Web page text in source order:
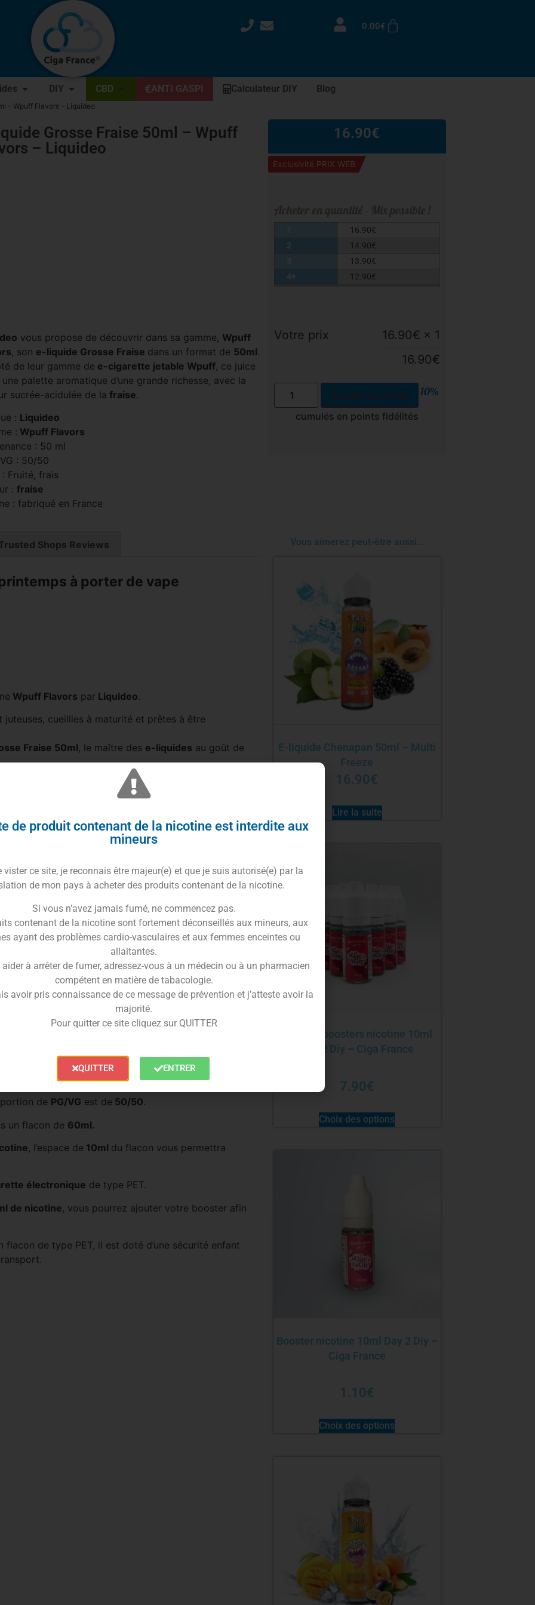
0.00€
DIY CBD ANTI GASPI Calculateur DIY Blog
– Wpuff Flavors – Liquideo
Grosse Fraise 50ml – Wpuff
– Liquideo
vous propose de découvrir dans sa gamme, Wpuff
, son e-liquide Grosse Fraise dans un format de 50ml.
de leur gamme de e-cigarette jetable Wpuff, ce juice
palette aromatique d’une grande richesse, avec la
sucrée-acidulée de la fraise.
: Liquideo
: Wpuff Flavors
: 50 ml
: 50/50
: Fruité, frais
: fraise
: fabriqué en France
16.90€
Exclusivité PRIX WEB
16.90€
2
14.90€
13.90€
4+
12.90€
Votre prix 16.90€ × 1
16.90€
Ajouter au panier 10%
cumulés en points fidélités
Shops Reviews
à porter de vape
Wpuff Flavors par Liquideo.
cueillies à maturité et prêtes à être
Fraise 50ml, le maître des e-liquides au goût de
presque croquer une fraisefraîchement cueillie.
palais, vous laissant avec un goût agréable en
à la recherche d’un goût frais et
vous permettant de savourer chaque gorgée
Fraises’adaptera à vos préférences.
defraise qui recherchent une expérience de
retrouver les saveurs de fruits de saison.
Grosse Fraise 50ml
50mlde la gammeWpuff Flavors.
des e-liquides reprenant les saveurs et arômes de
arômes travaillés en laboratoire français parLiquideo
de PG/VG est de 50/50.
un flacon de 60ml.
, l’espace de 10ml du flacon vous permettra
électronique de type PET.
de nicotine, vous pourrez ajouter votre booster afin
flacon de type PET, il est doté d’une sécurité enfant
Vous aimerez peut-être aussi…
E-liquide Chenapan 50ml – Multi
Freeze
16.90€
Lire la suite
Pack 10 boosters nicotine 10ml
Day 2 Diy – Ciga France
7.90€
Choix des options
Booster nicotine 10ml Day 2 Diy –
Ciga France
1.10€
Choix des options
de produit contenant de la nicotine est interdite aux
mineurs
vister ce site, je reconnais être majeur(e) et que je suis autorisé(e) par la
de mon pays à acheter des produits contenant de la nicotine.
Si vous n’avez jamais fumé, ne commencez pas.
contenant de la nicotine sont fortement déconseillés aux mineurs, aux
ayant des problèmes cardio-vasculaires et aux femmes enceintes ou
allaitantes.
à arrêter de fumer, adressez-vous à un médecin ou à un pharmacien
compétent en matière de tabacologie.
avoir pris connaissance de ce message de prévention et j’atteste avoir la
majorité.
Pour quitter ce site cliquez sur QUITTER
QUITTER ENTRER